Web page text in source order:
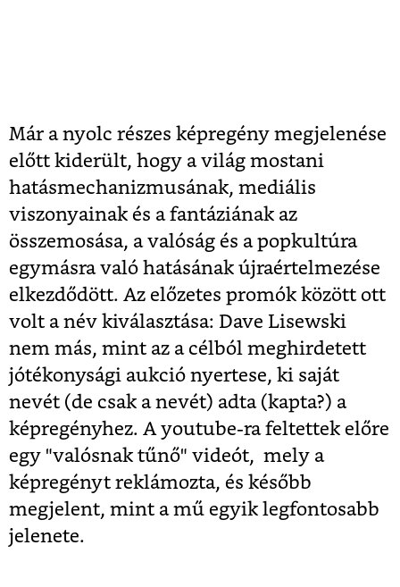
Már a nyolc részes képregény megjelenése
előtt kiderült, hogy a világ mostani
hatásmechanizmusának, mediális
viszonyainak és a fantáziának az
összemosása, a valóság és a popkultúra
egymásra való hatásának újraértelmezése
elkezdődött. Az előzetes promók között ott
volt a név kiválasztása: Dave Lisewski
nem más, mint az a célból meghirdetett
jótékonysági aukció nyertese, ki saját
nevét (de csak a nevét) adta (kapta?) a
képregényhez. A youtube-ra feltettek előre
egy "valósnak tűnő" videót, mely a
képregényt reklámozta, és később
megjelent, mint a mű egyik legfontosabb
jelenete.